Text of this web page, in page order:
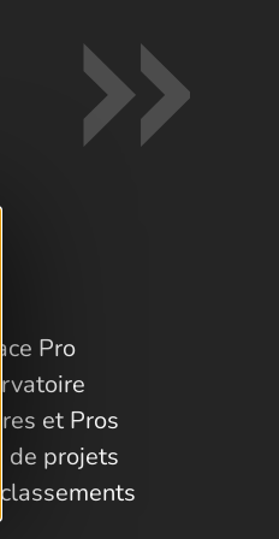
Pro
et Pros
de projets
classements